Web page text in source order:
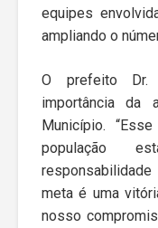
equipes
ampliando o
O prefeito Dr.
importância da
Município.
população
meta é uma
nosso